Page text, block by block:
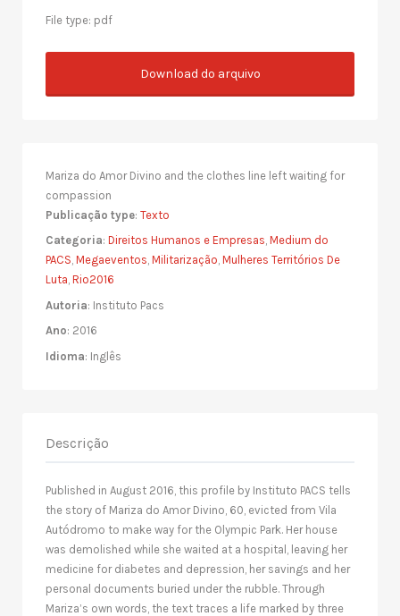
File type: pdf
Download do arquivo
Mariza do Amor Divino and the clothes line left waiting for
compassion
Publicação type: Texto
Categoria: Direitos Humanos e Empresas, Medium do
PACS, Megaeventos, Militarização, Mulheres Territórios De
Luta, Rio2016
Autoria: Instituto Pacs
Ano: 2016
Idioma: Inglês
Descrição
Published in August 2016, this profile by Instituto PACS tells
the story of Mariza do Amor Divino, 60, evicted from Vila
Autódromo to make way for the Olympic Park. Her house
was demolished while she waited at a hospital, leaving her
medicine for diabetes and depression, her savings and her
personal documents buried under the rubble. Through
Mariza’s own words, the text traces a life marked by three